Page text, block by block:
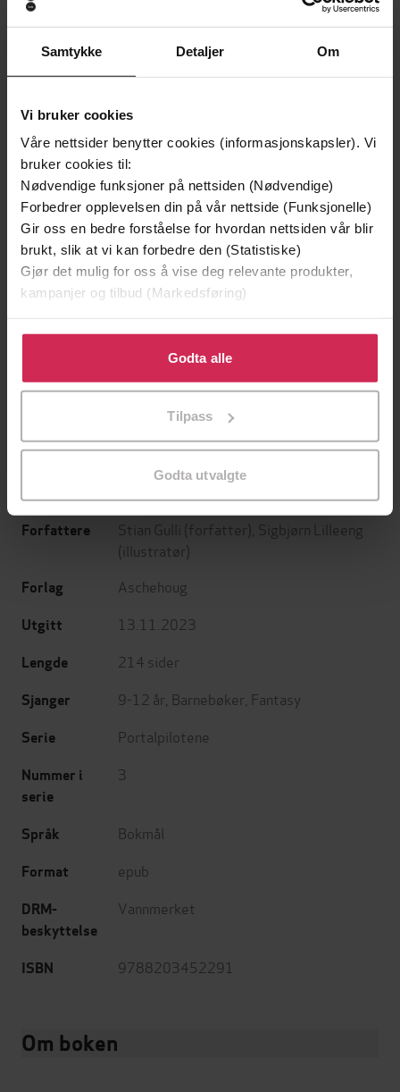
Samtykke Detaljer Om
Vi bruker cookies
Våre nettsider benytter cookies (informasjonskapsler). Vi
bruker cookies til:
Nødvendige funksjoner på nettsiden (Nødvendige)
Forbedrer opplevelsen din på vår nettside (Funksjonelle)
Gir oss en bedre forståelse for hvordan nettsiden vår blir
brukt, slik at vi kan forbedre den (Statistiske)
Gjør det mulig for oss å vise deg relevante produkter,
kampanjer og tilbud (Markedsføring)
Klikk på «Godta alle» for å gi oss ditt samtykke til å
bruke cookies for alle disse formålene. Du kan også
tilpasse ditt samtykke til spesifikke formål ved å klikke
Godta alle
Tilpass
Godta utvalgte
Andre har også kjøpt
Vinner av Rivertonprisen
Minnesota
Utskudd
Forfattere Stian Gulli (forfatter), Sigbjørn Lilleeng
(illustratør)
Forlag Aschehoug
Utgitt 13.11.2023
Lengde 214 sider
Sjanger 9-12 år Barnebøker Fantasy
Serie Portalpilotene
Nummer i
serie
3
Språk Bokmål
Format epub
DRM-
beskyttelse
Vannmerket
ISBN 9788203452291
Om boken